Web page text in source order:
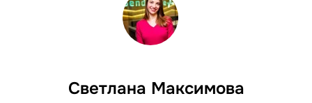
Светлана Максимова